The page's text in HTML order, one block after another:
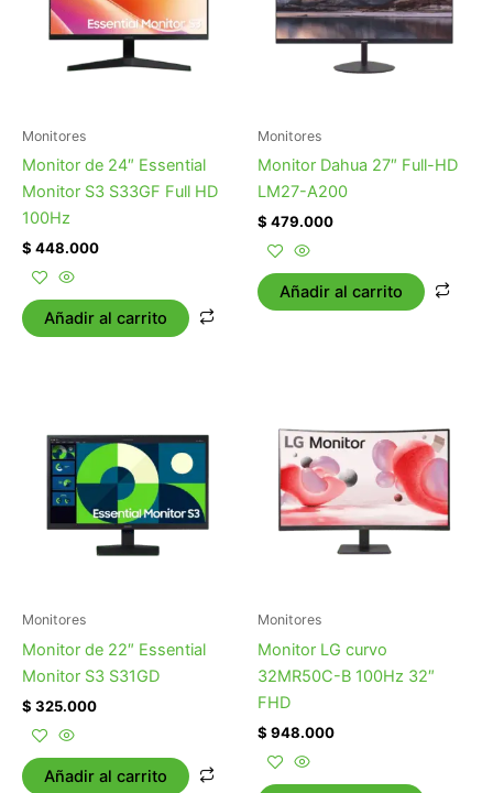
Monitores
Monitor de 24″ Essential
Monitor S3 S33GF Full HD
100Hz
$ 448.000
Añadir al carrito
Monitores
Monitor Dahua 27″ Full-HD
LM27-A200
$ 479.000
Añadir al carrito
Monitores
Monitor de 22″ Essential
Monitor S3 S31GD
$ 325.000
Añadir al carrito
Monitores
Monitor LG curvo
32MR50C-B 100Hz 32″
FHD
$ 948.000